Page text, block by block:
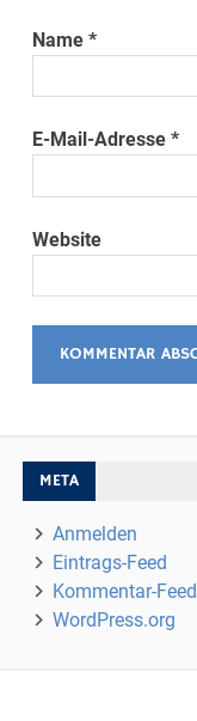
Name*
E-Mail-Adresse*
Website
META
Anmelden
Eintrags-Feed
Kommentar-Feed
WordPress.org